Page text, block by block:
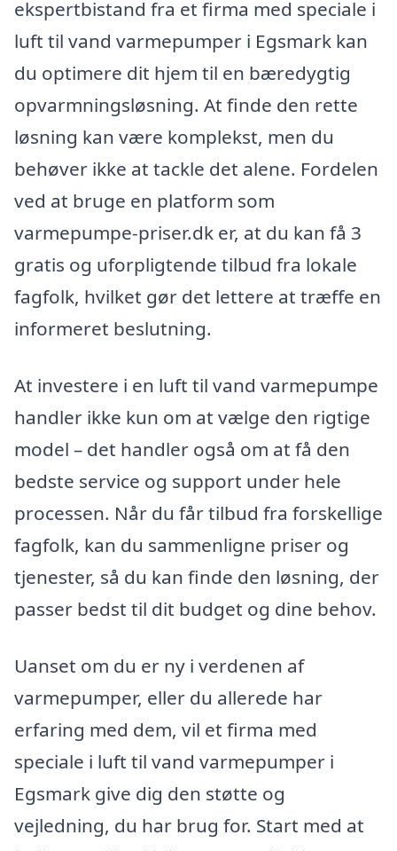
ekspertbistand fra et firma med speciale i
luft til vand varmepumper i Egsmark kan
du optimere dit hjem til en bæredygtig
opvarmningsløsning. At finde den rette
løsning kan være komplekst, men du
behøver ikke at tackle det alene. Fordelen
ved at bruge en platform som
varmepumpe-priser.dk er, at du kan få 3
gratis og uforpligtende tilbud fra lokale
fagfolk, hvilket gør det lettere at træffe en
informeret beslutning.
At investere i en luft til vand varmepumpe
handler ikke kun om at vælge den rigtige
model – det handler også om at få den
bedste service og support under hele
processen. Når du får tilbud fra forskellige
fagfolk, kan du sammenligne priser og
tjenester, så du kan finde den løsning, der
passer bedst til dit budget og dine behov.
Uanset om du er ny i verdenen af
varmepumper, eller du allerede har
erfaring med dem, vil et firma med
speciale i luft til vand varmepumper i
Egsmark give dig den støtte og
vejledning, du har brug for. Start med at